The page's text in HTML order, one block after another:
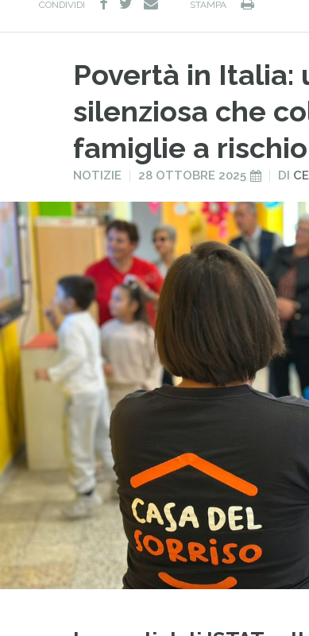
CONDIVIDI
e-
STAMPA
Povertà in Italia:
silenziosa che
famiglie a rischio
PUBBLICATO
NOTIZIE
PUBBLICATO
28 OTTOBRE 2025 DI